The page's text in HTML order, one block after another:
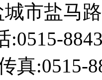
市盐马
:0515-
真:0515-